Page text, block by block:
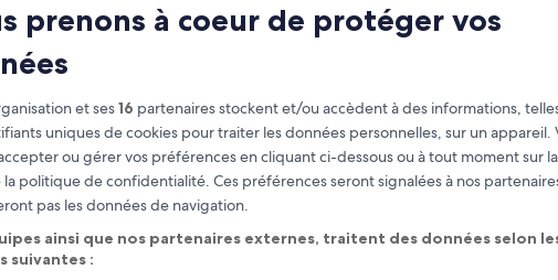
Gagnez des récompenses pour
chaque nuit séjournée
prenons à coeur de protéger vos
et ses16 partenaires stockent et/ou accèdent à des informations,
uniques de cookies pour traiter les données personnelles, sur un appareil.
ou gérer vos préférences en cliquant ci-dessous ou à tout moment sur la
politique de confidentialité. Ces préférences seront signalées à nos
pas les données de navigation.
ainsi que nos partenaires externes, traitent des données selon
suivantes :